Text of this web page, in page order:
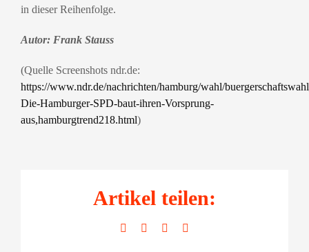
in dieser Reihenfolge.
Autor: Frank Stauss
(Quelle Screenshots ndr.de:
https://www.ndr.de/nachrichten/hamburg/wahl/
Die-Hamburger-SPD-baut-ihren-Vorsprung-
aus,hamburgtrend218.html)
Artikel teilen:
FacebookLinkedInWhatsApp